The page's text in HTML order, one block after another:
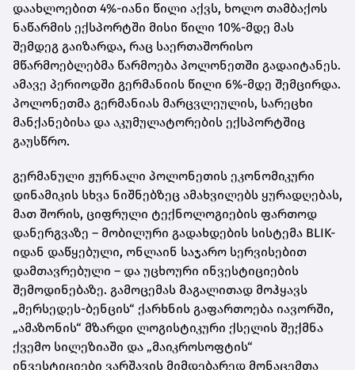
დაახლოებით 4%-იანი წილი აქვს, ხოლო თამბაქოს
ნაწარმის ექსპორტში მისი წილი 10%-მდე მას
შემდეგ გაიზარდა, რაც საერთაშორისო
მწარმოებლებმა წარმოება პოლონეთში გადაიტანეს.
ამავე პერიოდში გერმანიის წილი 6%-მდე შემცირდა.
პოლონეთმა გერმანიას მარცვლეულის, სარეცხი
მანქანებისა და აკუმულატორების ექსპორტშიც
გაუსწრო.
გერმანული ჟურნალი პოლონეთის ეკონომიკური
დინამიკის სხვა ნიშნებზეც ამახვილებს ყურადღებას,
მათ შორის, ციფრული ტექნოლოგიების ფართოდ
დანერგვაზე – მობილური გადახდების სისტემა BLIK-
იდან დაწყებული, ონლაინ საჯარო სერვისებით
დამთავრებული – და უცხოური ინვესტიციების
შემოდინებაზე. გამოცემას მაგალითად მოჰყავს
„მერსედეს-ბენცის“ ქარხნის გაფართოება იავორში,
„ამაზონის“ მზარდი ლოგისტიკური ქსელის შექმნა
ქვემო სილეზიაში და „მაიკროსოფტის“
ინვესტიციები ვარშავის მიმდებარედ მონაცემთა